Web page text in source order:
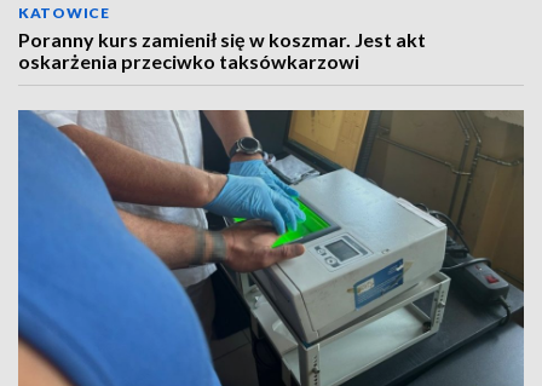
KATOWICE
Poranny kurs zamienił się w koszmar. Jest akt
oskarżenia przeciwko taksówkarzowi